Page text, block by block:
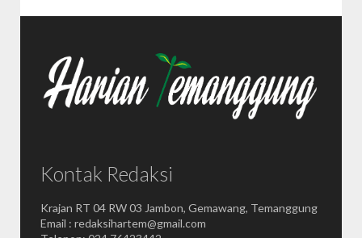
Kontak Redaksi
Krajan RT 04 RW 03 Jambon, Gemawang, Temanggung
Email : redaksihartem@gmail.com